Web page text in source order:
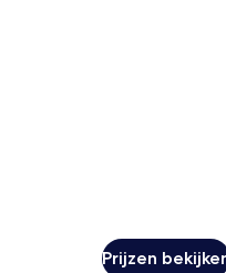
Prijzen